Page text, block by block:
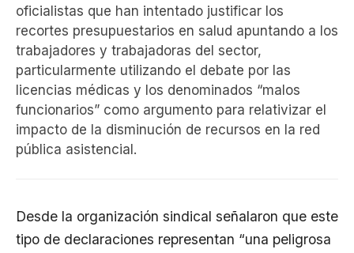
oficialistas que han intentado justificar los
recortes presupuestarios en salud apuntando a los
trabajadores y trabajadoras del sector,
particularmente utilizando el debate por las
licencias médicas y los denominados “malos
funcionarios” como argumento para relativizar el
impacto de la disminución de recursos en la red
pública asistencial.
Desde la organización sindical señalaron que este
tipo de declaraciones representan “una peligrosa